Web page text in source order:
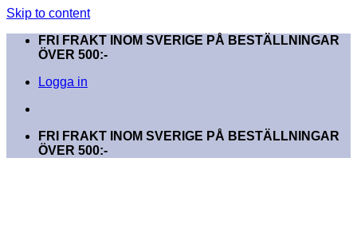
Skip to content
FRI FRAKT INOM SVERIGE PÅ BESTÄLLNINGAR
ÖVER 500:-
Logga in
FRI FRAKT INOM SVERIGE PÅ BESTÄLLNINGAR
ÖVER 500:-